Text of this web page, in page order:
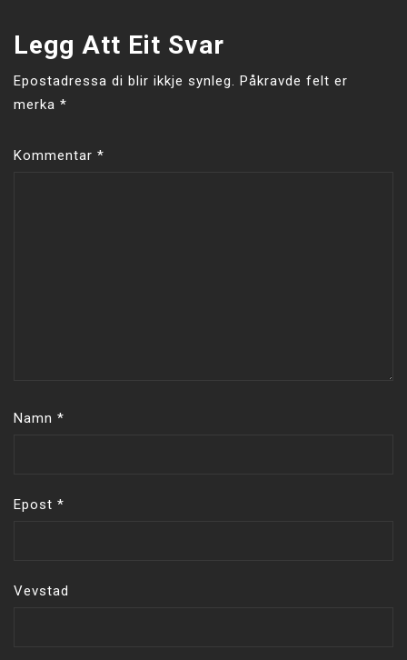
Legg Att Eit Svar
Epostadressa di blir ikkje synleg. Påkravde felt er
merka *
Kommentar *
Namn *
Epost *
Vevstad